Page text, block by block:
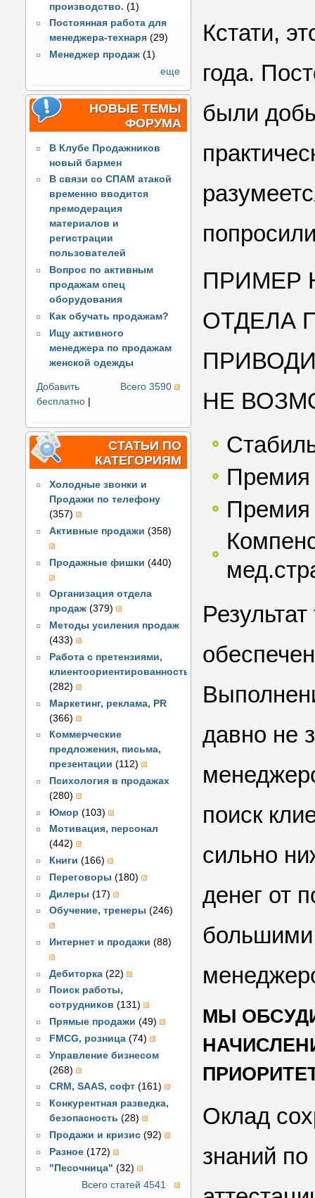
производство. (1)
Постоянная работа для
менеджера-технаря (29)
Менеджер продаж (1)
еще
НОВЫЕ ТЕМЫ
ФОРУМА
В Клубе Продажников
новый бармен
В связи со СПАМ атакой
временно вводится
премодерация
материалов и
регистрации
пользователей
Вопрос по активным
продажам спец
оборудования
Как обучать продажам?
Ищу активного
менеджера по продажам
женской одежды
Всего 3590
Добавить
бесплатно |
СТАТЬИ ПО
КАТЕГОРИЯМ
Холодные звонки и
Продажи по телефону
(357)
Активные продажи (358)
Продажные фишки (440)
Организация отдела
продаж (379)
Методы усиления продаж
(433)
Работа с претензиями,
клиентоориентированность
(282)
Маркетинг, реклама, PR
(366)
Коммерческие
предложения, письма,
презентации (112)
Психология в продажах
(280)
Юмор (103)
Мотивация, персонал
(442)
Книги (166)
Переговоры (180)
Дилеры (17)
Обучение, тренеры (246)
Интернет и продажи (88)
Дебиторка (22)
Поиск работы,
сотрудников (131)
Прямые продажи (49)
FMCG, розница (74)
Управление бизнесом
(268)
CRM, SAAS, софт (161)
Конкурентная разведка,
безопасность (28)
Продажи и кризис (92)
Разное (172)
"Песочница" (32)
Всего статей 4541
Кстати,
года.
были
ПРИМЕР
ОТДЕЛА
НЕ
Премия
Премия
давно не
поиск
сильно
денег от
МЫ
Оклад
знаний по